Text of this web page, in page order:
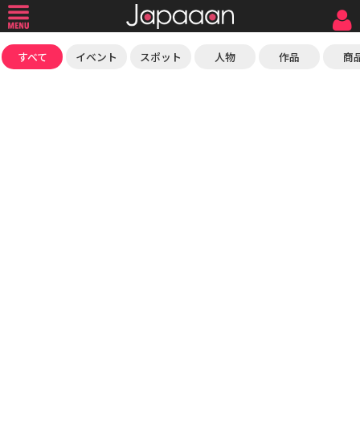
すべて イベント スポット 人物 作品 商